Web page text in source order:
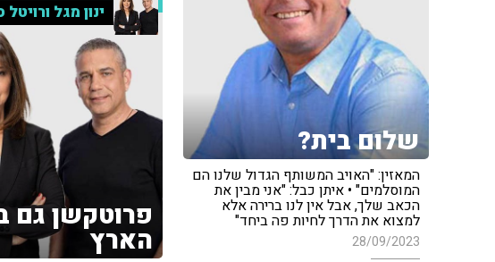
שלום בית?
המאזין: "האויב המשותף הגדול שלנו הם
המוסלמים" • איתן כבל: "אני מבין את
הכאב שלך, אבל אין לנו ברירה אלא
למצוא את הדרך לחיות פה ביחד"
28/09/2023
ינון מגל ורויטל
פרוטקשן גם
הארץ